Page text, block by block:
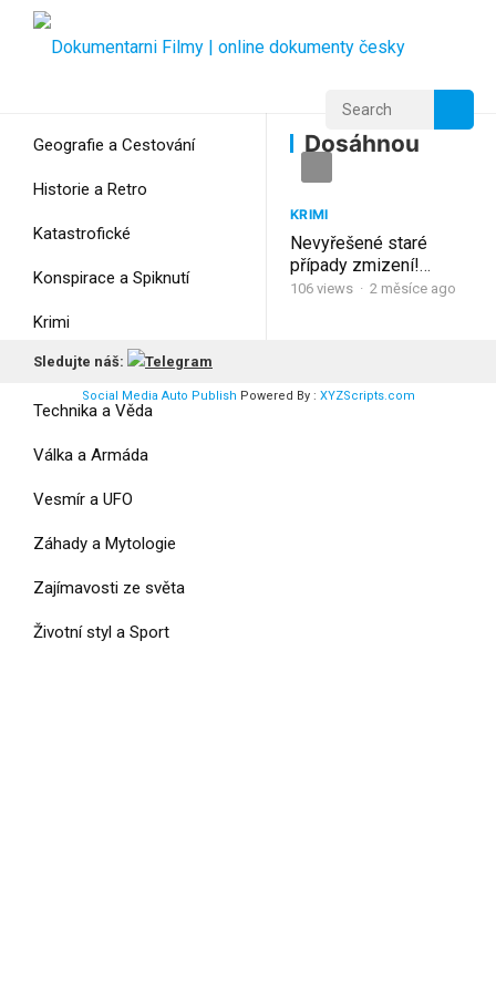
Geografie a Cestování
Historie a Retro
Katastrofické
Konspirace a Spiknutí
Krimi
Myšlení
Technika a Věda
Válka a Armáda
Vesmír a UFO
Záhady a Mytologie
Zajímavosti ze světa
Životní styl a Sport
Dosáhnou
Dosáhnou
KRIMI
Nevyřešené staré
případy zmizení!
Dosáhnou
106 views · 2 měsíce ago
Sledujte náš:
Social Media Auto Publish Powered By : XYZScripts.com